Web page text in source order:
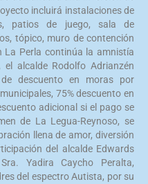
incluirá instalaciones de
patios de juego, sala de
tópico, muro de contención
Perla continúa la amnistía
alcalde Rodolfo Adrianzén
descuento en moras por
75% descuento en
adicional si el pago se
de La Legua-Reynoso, se
llena de amor, diversión
del alcalde Edwards
Yadira Caycho Peralta,
del espectro Autista, por su